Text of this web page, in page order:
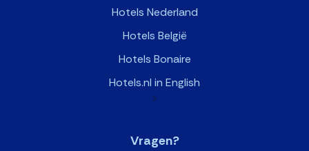
Hotels Nederland
Hotels België
Hotels Bonaire
Hotels.nl in English
>
Vragen?